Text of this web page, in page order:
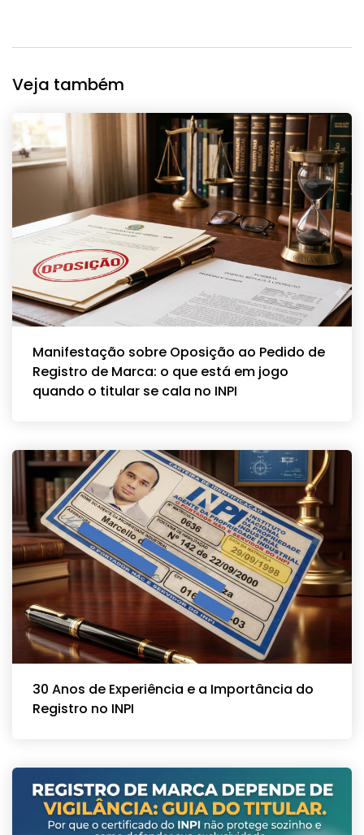
Veja também
Manifestação sobre Oposição ao Pedido de
Registro de Marca: o que está em jogo
quando o titular se cala no INPI
30 Anos de Experiência e a Importância do
Registro no INPI